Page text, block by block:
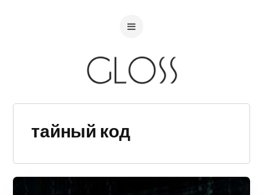
тайный код